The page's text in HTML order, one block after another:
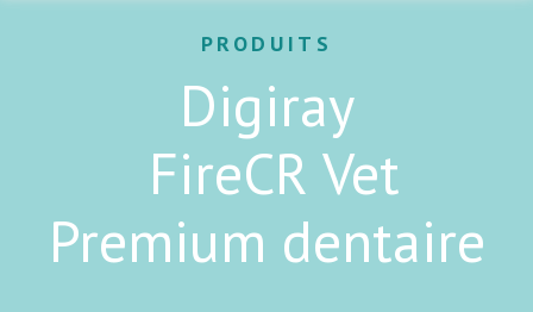
PRODUITS
Digiray
FireCR Vet
Premium dentaire